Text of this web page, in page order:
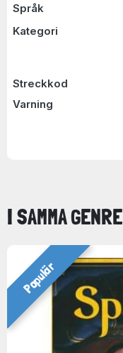
Språk
Kategori
Streckkod
Varning
I SAMMA GENRE
Populär